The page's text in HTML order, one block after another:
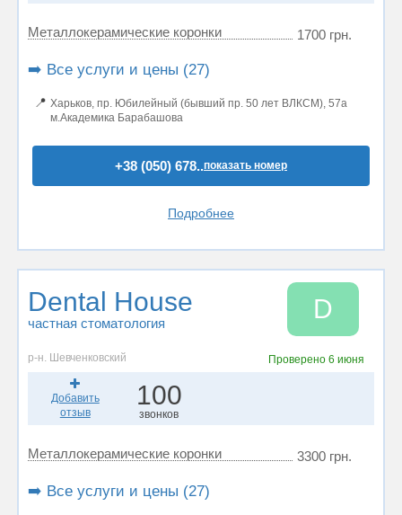
Металлокерамические коронки 1700 грн.
➡️ Все услуги и цены (27)
📍 Харьков, пр. Юбилейный (бывший пр. 50 лет ВЛКСМ), 57а
м.Академика Барабашова
+38 (050) 678..показать номер
Подробнее
Dental House
частная стоматология D
р-н. Шевченковский Проверено6 июня
Добавить
отзыв
100
звонков
Металлокерамические коронки 3300 грн.
➡️ Все услуги и цены (27)